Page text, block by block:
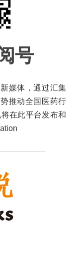
号
媒体，通过汇集
推动全国医药行
在此平台发布和